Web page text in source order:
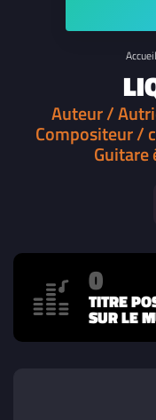
Accueil
Auteur /
Compositeur /
Guitare
0
TITRE
SUR LE